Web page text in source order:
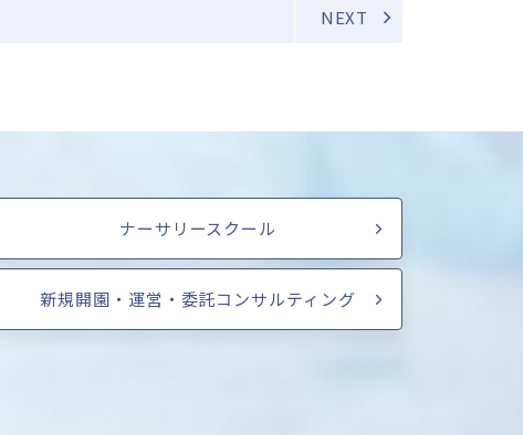
NEXT
ナーサリースクール
新規開園・運営・委託コンサルティング